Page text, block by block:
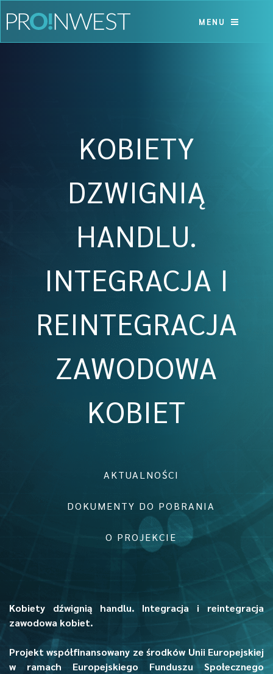
to
MENU
KOBIETY
DZWIGNIĄ
HANDLU.
INTEGRACJA I
REINTEGRACJA
ZAWODOWA
KOBIET
AKTUALNOŚCI
DOKUMENTY DO POBRANIA
O PROJEKCIE
Kobiety dźwignią handlu. Integracja i reintegracja
zawodowa kobiet.
Projekt współfinansowany ze środków Unii Europejskiej
w ramach Europejskiego Funduszu Społecznego